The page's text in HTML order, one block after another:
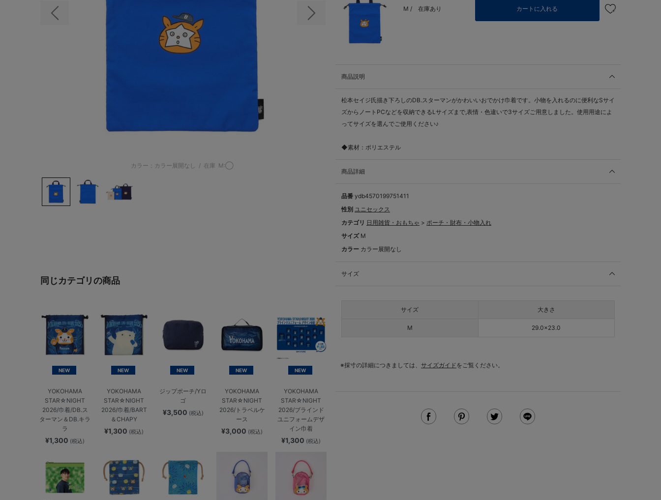
前の画像 次の画像
カラー：カラー展開なし / 在庫 M:◯
同じカテゴリの商品
NEW
YOKOHAMA
STAR☆NIGHT
2026/巾着/DB.ス
ターマン＆DB.キラ
ラ
¥1,300 (税込)
NEW
YOKOHAMA
STAR☆NIGHT
2026/巾着/BART
＆CHAPY
¥1,300 (税込)
NEW
ジップポーチ/Yロ
ゴ
¥3,500 (税込)
NEW
YOKOHAMA
STAR☆NIGHT
2026/トラベルケ
ース
¥3,000 (税込)
NEW
YOKOHAMA
STAR☆NIGHT
2026/ブラインド
ユニフォームデザ
イン巾着
¥1,300 (税込)
M / 在庫あり カートに入れる
商品説明
松本セイジ氏描き下ろしのDB.スターマンがかわいいおでかけ巾着です。小物を入れるのに便利なSサイ
ズからノートPCなどを収納できるLサイズまで,表情・色違いで3サイズご用意しました。使用用途によ
ってサイズを選んでご使用ください♪
◆素材：ポリエステル
商品詳細
品番 ydb4570199751411
性別 ユニセックス
カテゴリ 日用雑貨・おもちゃ > ポーチ・財布・小物入れ
サイズ M
カラー カラー展開なし
サイズ
サイズ 大きさ
M 29.0×23.0
※採寸の詳細につきましては、 サイズガイドをご覧ください。